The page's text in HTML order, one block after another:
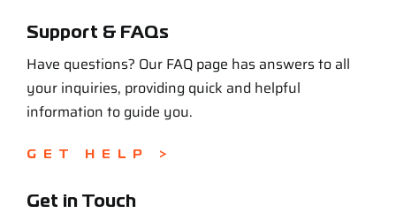
Support & FAQs
Have questions? Our FAQ page has answers to all
your inquiries, providing quick and helpful
information to guide you.
GET HELP >
Get in Touch